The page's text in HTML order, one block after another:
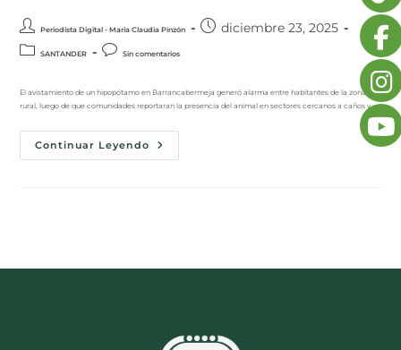
Periodista Digital - María Claudia Pinzón diciembre 23, 2025
SANTANDER Sin comentarios
El avistamiento de un hipopótamo en Barrancabermeja generó alarma entre habitantes de la zona
rural, luego de que comunidades reportaran la presencia del animal en sectores cercanos a caños y…
Continuar Leyendo